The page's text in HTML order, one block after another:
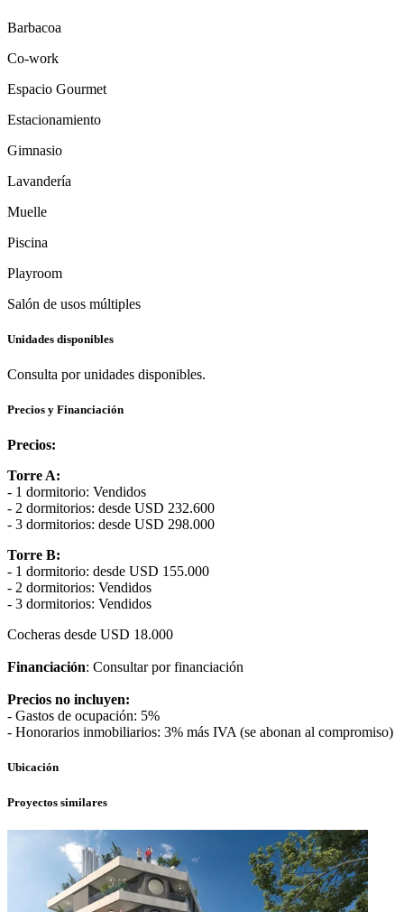
Barbacoa
Co-work
Espacio Gourmet
Estacionamiento
Gimnasio
Lavandería
Muelle
Piscina
Playroom
Salón de usos múltiples
Unidades disponibles
Consulta por unidades disponibles.
Precios y Financiación
Precios:
Torre A:
- 1 dormitorio: Vendidos
- 2 dormitorios: desde USD 232.600
- 3 dormitorios: desde USD 298.000
Torre B:
- 1 dormitorio: desde USD 155.000
- 2 dormitorios: Vendidos
- 3 dormitorios: Vendidos
Cocheras desde USD 18.000
Financiación: Consultar por financiación
Precios no incluyen:
- Gastos de ocupación: 5%
- Honorarios inmobiliarios: 3% más IVA (se abonan al compromiso)
Ubicación
Proyectos similares